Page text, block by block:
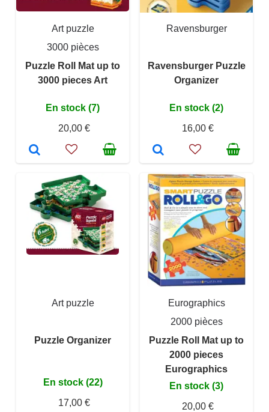
Art puzzle
3000 pièces
Puzzle Roll Mat up to
3000 pieces Art
En stock (7)
20,00 €
Ravensburger
Ravensburger Puzzle
Organizer
En stock (2)
16,00 €
Art puzzle
Puzzle Organizer
En stock (22)
17,00 €
Eurographics
2000 pièces
Puzzle Roll Mat up to
2000 pieces
Eurographics
En stock (3)
20,00 €